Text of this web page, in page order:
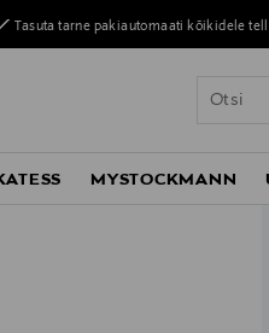
Tasuta tarne pakiautomaati kõikidele
MYSTOCKMANN